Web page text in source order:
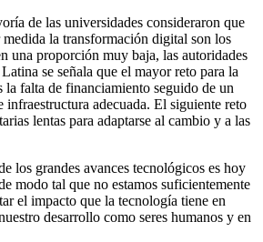
de las universidades consideraron que
la transformación digital son los
una proporción muy baja, las autoridades
se señala que el mayor reto para la
la falta de financiamiento seguido de un
infraestructura adecuada. El siguiente reto
lentas para adaptarse al cambio y a las
los grandes avances tecnológicos es hoy
modo tal que no estamos suficientemente
el impacto que la tecnología tiene en
desarrollo como seres humanos y en